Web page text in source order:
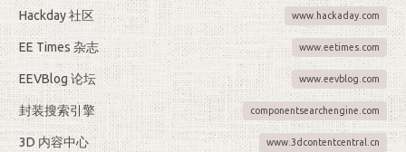
Hackday 社区 www.hackaday.com
EE Times 杂志 www.eetimes.com
EEVBlog 论坛 www.eevblog.com
封装搜索引擎 componentsearchengine.com
3D 内容中心 www.3dcontentcentral.cn